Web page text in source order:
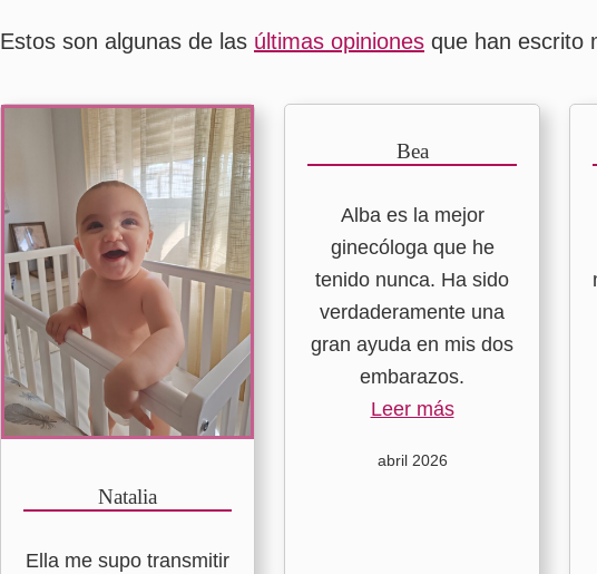
Estos son algunas de las últimas opiniones que han escrito
Natalia
Ella me supo transmitir
Bea
Alba es la mejor
ginecóloga que he
tenido nunca. Ha sido
verdaderamente una
gran ayuda en mis dos
embarazos.
Leer más
abril 2026